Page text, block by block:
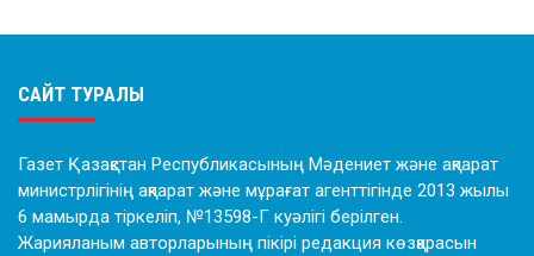
САЙТ ТУРАЛЫ
Газет Қазақстан Республикасының Мәдениет және ақпарат
министрлігінің ақпарат және мұрағат агенттігінде 2013 жылы
6 мамырда тіркеліп, №13598-Г куәлігі берілген.
Жарияланым авторларының пікірі редакция көзқарасын